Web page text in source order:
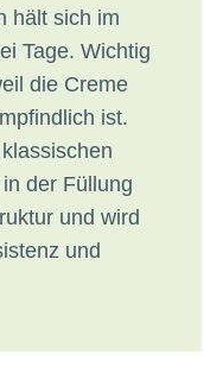
hält sich im
Tage. Wichtig
die Creme
ist.
der Füllung
und wird
und